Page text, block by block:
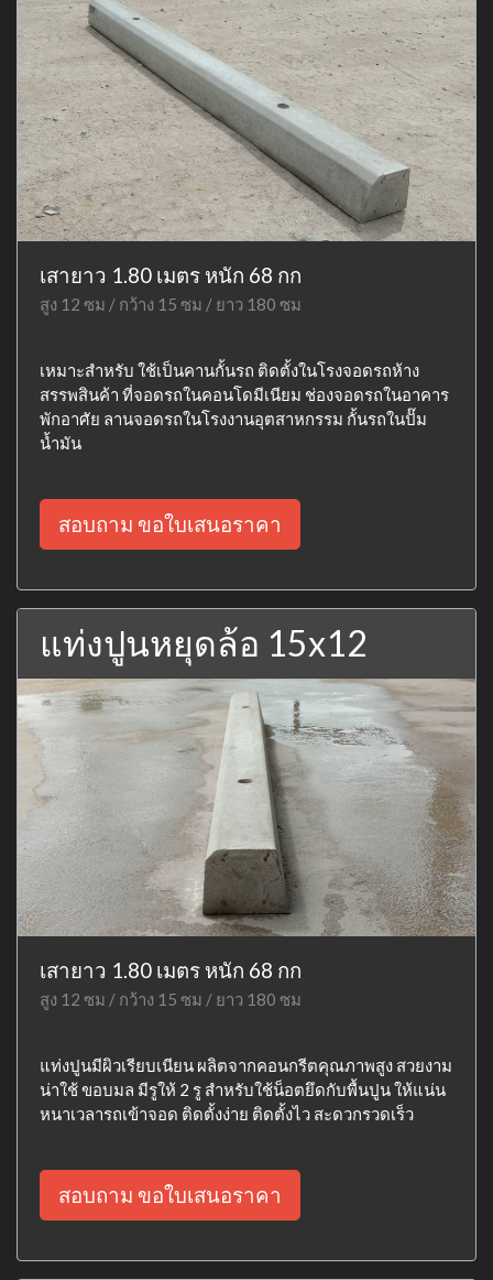
เสายาว 1.80 เมตร หนัก 68 กก
สูง 12 ซม / กว้าง 15 ซม / ยาว 180 ซม
เหมาะสำหรับ ใช้เป็นคานกั้นรถ ติดตั้งในโรงจอดรถห้าง
สรรพสินค้า ที่จอดรถในคอนโดมีเนียม ช่องจอดรถในอาคาร
พักอาศัย ลานจอดรถในโรงงานอุตสาหกรรม กั้นรถในปั๊ม
น้ำมัน
สอบถาม ขอใบเสนอราคา
แท่งปูนหยุดล้อ 15x12
เสายาว 1.80 เมตร หนัก 68 กก
สูง 12 ซม / กว้าง 15 ซม / ยาว 180 ซม
แท่งปูนมีผิวเรียบเนียน ผลิตจากคอนกรีตคุณภาพสูง สวยงาม
น่าใช้ ขอบมล มีรูให้ 2 รู สำหรับใช้น็อตยึดกับพื้นปูน ให้แน่น
หนาเวลารถเข้าจอด ติดตั้งง่าย ติดตั้งไว สะดวกรวดเร็ว
สอบถาม ขอใบเสนอราคา